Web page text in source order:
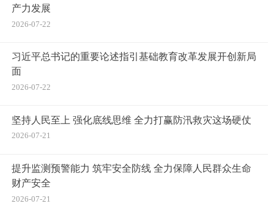
产力发展
2026-07-22
习近平总书记的重要论述指引基础教育改革发展开创新局
面
2026-07-22
坚持人民至上 强化底线思维 全力打赢防汛救灾这场硬仗
2026-07-21
提升监测预警能力 筑牢安全防线 全力保障人民群众生命
财产安全
2026-07-21